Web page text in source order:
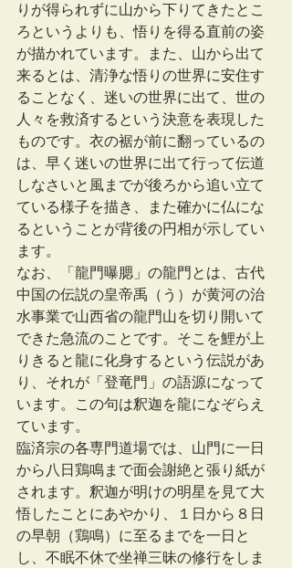
りが得られずに山から下りてきたとこ
ろというよりも、悟りを得る直前の姿
が描かれています。また、山から出て
来るとは、清浄な悟りの世界に安住す
ることなく、迷いの世界に出て、世の
人々を救済するという決意を表現した
ものです。衣の裾が前に翻っているの
は、早く迷いの世界に出て行って伝道
しなさいと風までが後ろから追い立て
ている様子を描き、また確かに仏にな
るということが背後の円相が示してい
ます。
なお、「龍門曝腮」の龍門とは、古代
中国の伝説の皇帝禹（う）が黄河の治
水事業で山西省の龍門山を切り開いて
できた急流のことです。そこを鯉が上
りきると龍に化身するという伝説があ
り、それが「登竜門」の語源になって
います。この句は釈迦を龍になぞらえ
ています。
臨済宗の各専門道場では、山門に一日
から八日鶏鳴まで面会謝絶と張り紙が
されます。釈迦が明けの明星を見て大
悟したことにあやかり、１日から８日
の早朝（鶏鳴）に至るまでを一日と
し、不眠不休で坐禅三昧の修行をしま